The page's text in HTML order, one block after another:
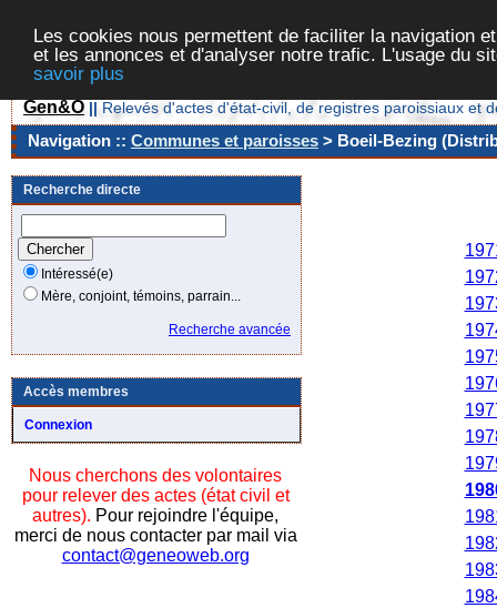
Les cookies nous permettent de faciliter la navigation
et les annonces et d'analyser notre trafic. L'usage du
savoir plus
Gen&O || Relevés d'actes d'état-civil, de registres paroissiaux et
Navigation :: Communes et paroisses > Boeil-Bezing
Recherche directe
Intéressé(e)
Mère, conjoint, témoins, parrain...
Recherche avancée
Accès membres
Connexion
Nous cherchons des volontaires
pour relever des actes (état civil et
autres). Pour rejoindre l'équipe,
merci de nous contacter par mail via
contact@geneoweb.org